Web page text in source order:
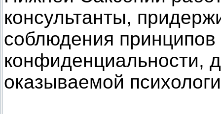
консультанты,
соблюдения
конфиденциальности,
оказываемой